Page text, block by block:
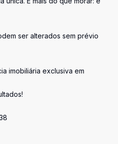
ser alterados sem prévio
imobiliária exclusiva em